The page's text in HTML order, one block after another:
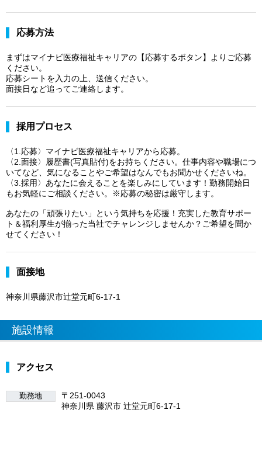
応募方法
まずはマイナビ医療福祉キャリアの【応募するボタン】よりご応募
ください。
応募シートを入力の上、送信ください。
面接日など追ってご連絡します。
採用プロセス
〈1.応募〉マイナビ医療福祉キャリアから応募。
〈2.面接〉履歴書(写真貼付)をお持ちください。仕事内容や職場につ
いてなど、気になることやご希望はなんでもお聞かせくださいね。
〈3.採用〉あなたに会えることを楽しみにしています！勤務開始日
もお気軽にご相談ください。※応募の秘密は厳守します。
あなたの「頑張りたい」という気持ちを応援！充実した教育サポー
ト＆福利厚生が揃った当社でチャレンジしませんか？ご希望を聞か
せてください！
面接地
神奈川県藤沢市辻堂元町6-17-1
施設情報
アクセス
勤務地
〒251-0043
神奈川県 藤沢市 辻堂元町6-17-1